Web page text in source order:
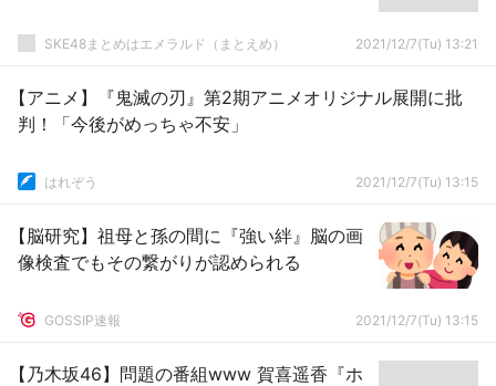
SKE48まとめはエメラルド（まとえめ） 2021/12/7(Tu) 13:21
【アニメ】『鬼滅の刃』第2期アニメオリジナル展開に批
判！「今後がめっちゃ不安」
はれぞう 2021/12/7(Tu) 13:15
【脳研究】祖母と孫の間に『強い絆』脳の画
像検査でもその繋がりが認められる
GOSSIP速報 2021/12/7(Tu) 13:15
【乃木坂46】問題の番組www 賀喜遥香『ホ